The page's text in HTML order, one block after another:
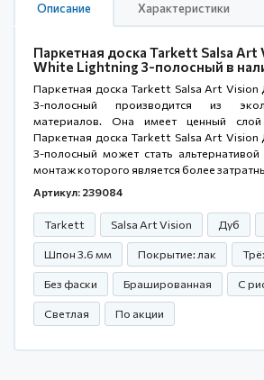
Описание Характеристики
Паркетная доска Tarkett Salsa
White Lightning 3-полосный в
Паркетная доска Tarkett Salsa Art
3-полосный производится из
материалов. Она имеет ценный
Паркетная доска Tarkett Salsa Art
3-полосный может стать
монтаж которого является более
Артикул: 239084
Tarkett Salsa Art Vision Дуб
Шпон 3.6 мм Покрытие: лак
Без фаски Брашированная С
Светлая По акции